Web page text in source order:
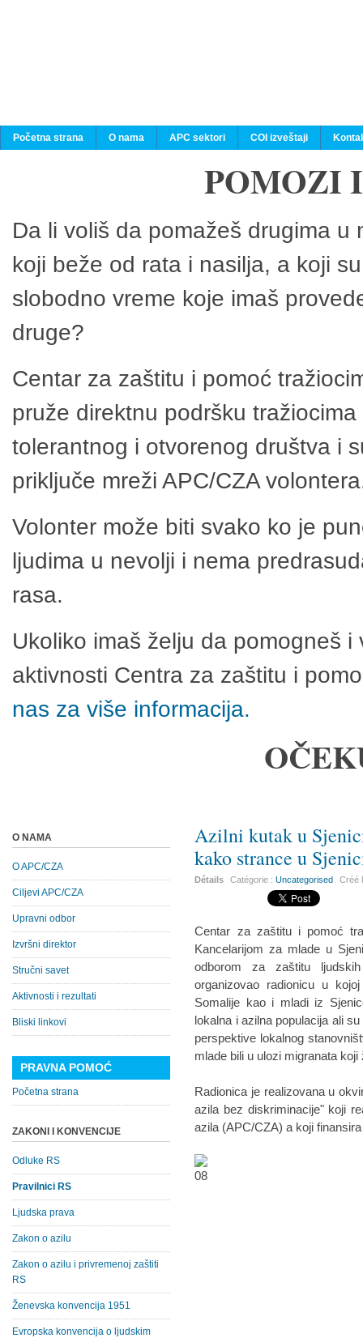
Početna strana O nama APC sektori COI izveštaji
POMOZI
Da li voliš da pomažeš drugima
koji beže od rata i nasilja, a koji
slobodno vreme koje imaš
druge?
Centar za zaštitu i pomoć
pruže direktnu podršku
tolerantnog i otvorenog društva i
priključe mreži APC/CZA
Volonter može biti svako ko je
ljudima u nevolji i nema
rasa.
Ukoliko imaš želju da pomogneš
aktivnosti Centra za zaštitu i
nas za više informacija.
Azilni kutak u
kako strance u
Détails Catégorie :Uncategorised Créé
Centar za zaštitu i pomoć
Kancelarijom za mlade u
odborom za zaštitu
organizovao radionicu u
Somalije kao i mladi iz
lokalna i azilna populacija ali
perspektive lokalnog
mlade bili u ulozi migranata
Radionica je realizovana u
azila bez diskriminacije" koji
azila (APC/CZA) a koji
O NAMA
O APC/CZA
Ciljevi APC/CZA
Upravni odbor
Izvršni direktor
Stručni savet
Aktivnosti i rezultati
Bliski linkovi
PRAVNA POMOĆ
Početna strana
ZAKONI I KONVENCIJE
Odluke RS
Pravilnici RS
Ljudska prava
Zakon o azilu
Zakon o azilu i privremenoj zaštiti
RS
Ženevska konvencija 1951
Evropska konvencija o ljudskim